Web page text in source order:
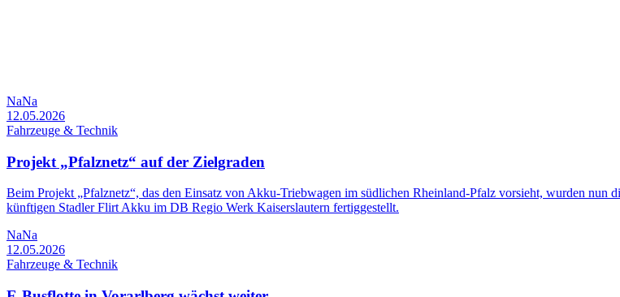
NaNa
12.05.2026
Fahrzeuge & Technik
Projekt „Pfalznetz“ auf der Zielgraden
Beim Projekt „Pfalznetz“, das den Einsatz von Akku-Triebwagen im südlichen Rheinland-Pfalz vorsieht, wurden nun
künftigen Stadler Flirt Akku im DB Regio Werk Kaiserslautern fertiggestellt.
NaNa
12.05.2026
Fahrzeuge & Technik